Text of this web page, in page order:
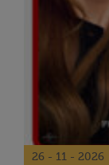
26 - 11 - 2026